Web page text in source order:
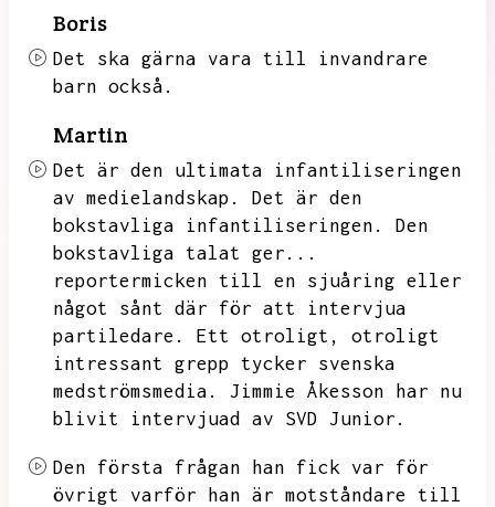
Boris
Det ska gärna vara till invandrare
barn också.
Martin
Det är den ultimata infantiliseringen
av medielandskap.
Det är den
bokstavliga infantiliseringen.
Den
bokstavliga talat ger...
reportermicken till en sjuåring eller
något sånt där för att intervjua
partiledare.
Ett otroligt,
otroligt
intressant grepp tycker svenska
medströmsmedia.
Jimmie Åkesson har nu
blivit intervjuad av SVD Junior.
Den första frågan han fick var för
övrigt varför han är motståndare till